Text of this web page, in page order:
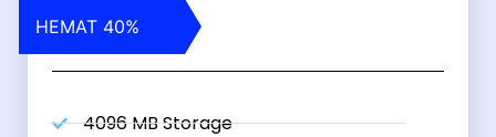
HEMAT 40%
4096 MB Storage